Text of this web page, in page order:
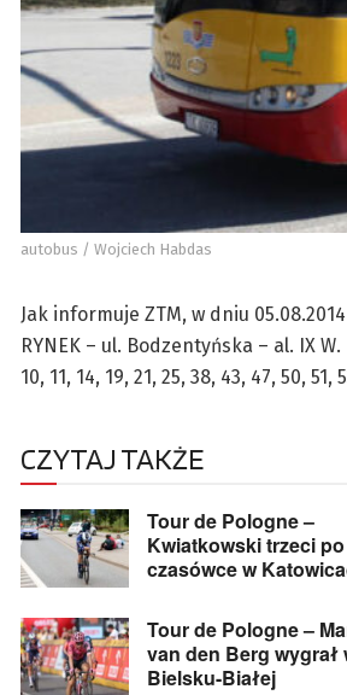
autobus / Wojciech Habdas
Jak informuje ZTM, w dniu
RYNEK – ul. Bodzentyńska – al. IX
10, 11, 14, 19, 21, 25, 38, 43, 47, 50,
CZYTAJ TAKŻE
Tour de Pologne –
Kwiatkowski trzeci po
czasówce w
Tour de Pologne –
van den Berg wygrał
Bielsku-Białej